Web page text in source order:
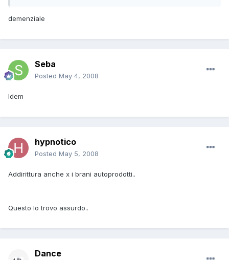
demenziale
Seba
Posted May 4, 2008
Idem
hypnotico
Posted May 5, 2008
Addirittura anche x i brani autoprodotti..
Questo lo trovo assurdo..
Dance